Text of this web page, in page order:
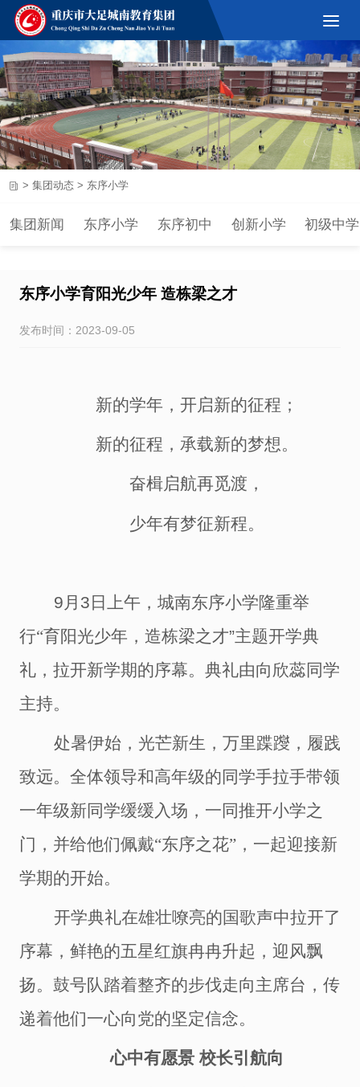
集团新闻 东序小学 东序初中 创新小学 初级中学
> 集团动态> 东序小学
东序小学育阳光少年 造栋梁之才
发布时间：2023-09-05
新的学年，开启新的征程 ；
新的征程，承载新的梦想。
奋楫启航再觅渡，
少年有梦征新程。
9月 3 日上午，城南东序小学隆重举
行“育阳光少年，造栋梁之才”主题开学典
礼，拉开新学期的序幕。典礼由向欣蕊同学
主持。
处暑伊始，光芒新生，万里蹀躞，履践
致远。 全体领导和高年级的同学手拉手带领
一年级新同学缓缓入场， 一同推开小学之
门，并给他们佩戴“东序之花”， 一起迎接新
学期的开始。
开学典礼在雄壮嘹亮的国歌声中拉开了
序幕，鲜艳的五星红旗冉冉升起，迎风飘
扬。 鼓号队踏着整齐的步伐走向主席台，传
递着他们一心向党的坚定信念。
心中有愿景 校长引航向